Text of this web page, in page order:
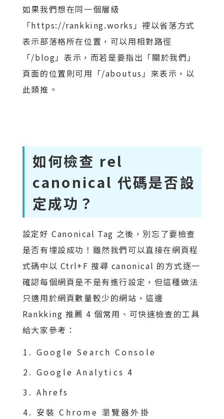
如果我們想在同一個層級
「https://rankking.works」裡以省落方式
表示部落格所在位置，可以用相對路徑
「/blog」表示，而若是要指出「關於我們」
頁面的位置則可用「/aboutus」來表示，以
此類推。
如何檢查 rel
canonical 代碼是否設
定成功？
設定好 Canonical Tag 之後，別忘了要檢查
是否有埋設成功！雖然我們可以直接在網頁程
式碼中以 Ctrl+F 搜尋 canonical 的方式逐一
確認每個網頁是不是有進行設定，但這種做法
只適用於網頁數量較少的網站，這邊
Rankking 推薦 4 個常用、可快速檢查的工具
給大家參考：
Google Search Console
Google Analytics 4
Ahrefs
安裝 Chrome 瀏覽器外掛